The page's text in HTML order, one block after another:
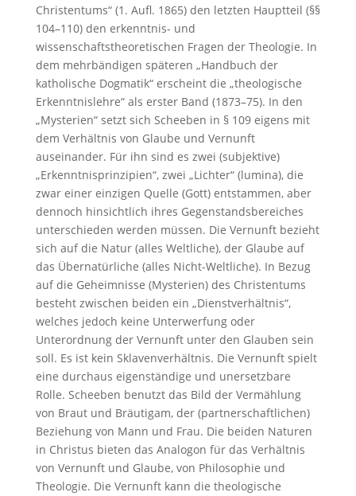
Christentums“ (1. Aufl. 1865) den letzten Hauptteil (§§
104–110) den erkenntnis- und
wissenschaftstheoretischen Fragen der Theologie. In
dem mehrbändigen späteren „Handbuch der
katholische Dogmatik“ erscheint die „theologische
Erkenntnislehre“ als erster Band (1873–75). In den
„Mysterien“ setzt sich Scheeben in § 109 eigens mit
dem Verhältnis von Glaube und Vernunft
auseinander. Für ihn sind es zwei (subjektive)
„Erkenntnisprinzipien“, zwei „Lichter“ (lumina), die
zwar einer einzigen Quelle (Gott) entstammen, aber
dennoch hinsichtlich ihres Gegenstandsbereiches
unterschieden werden müssen. Die Vernunft bezieht
sich auf die Natur (alles Weltliche), der Glaube auf
das Übernatürliche (alles Nicht-Weltliche). In Bezug
auf die Geheimnisse (Mysterien) des Christentums
besteht zwischen beiden ein „Dienstverhältnis“,
welches jedoch keine Unterwerfung oder
Unterordnung der Vernunft unter den Glauben sein
soll. Es ist kein Sklavenverhältnis. Die Vernunft spielt
eine durchaus eigenständige und unersetzbare
Rolle. Scheeben benutzt das Bild der Vermählung
von Braut und Bräutigam, der (partnerschaftlichen)
Beziehung von Mann und Frau. Die beiden Naturen
in Christus bieten das Analogon für das Verhältnis
von Vernunft und Glaube, von Philosophie und
Theologie. Die Vernunft kann die theologische